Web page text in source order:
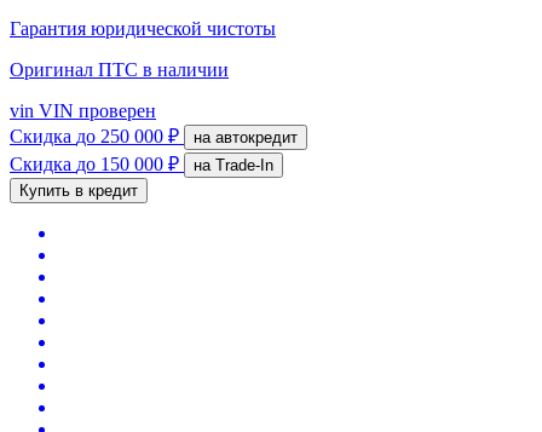
Гарантия юридической чистоты
Оригинал ПТС в наличии
vin VIN проверен
Скидка до 250 000 ₽ на автокредит
Скидка до 150 000 ₽
на Trade-In
Купить в кредит